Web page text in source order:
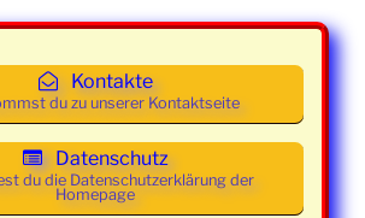
2026
21:30
Mainstream
11. März
2026
19:30 -
21:30
Uhr
Class und
Mainstream
18. März
19:30 -
Kontakte
du zu unserer Kontaktseite
Datenschutz
du die Datenschutzerklärung der
Homepage